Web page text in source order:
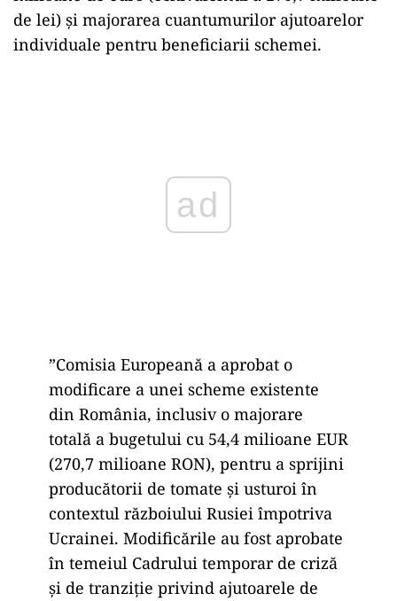
de lei) și majorarea cuantumurilor ajutoarelor
individuale pentru beneficiarii schemei.
ad
”Comisia Europeană a aprobat o
modificare a unei scheme existente
din România, inclusiv o majorare
totală a bugetului cu 54,4 milioane EUR
(270,7 milioane RON), pentru a sprijini
producătorii de tomate şi usturoi în
contextul războiului Rusiei împotriva
Ucrainei. Modificările au fost aprobate
în temeiul Cadrului temporar de criză
şi de tranziţie privind ajutoarele de